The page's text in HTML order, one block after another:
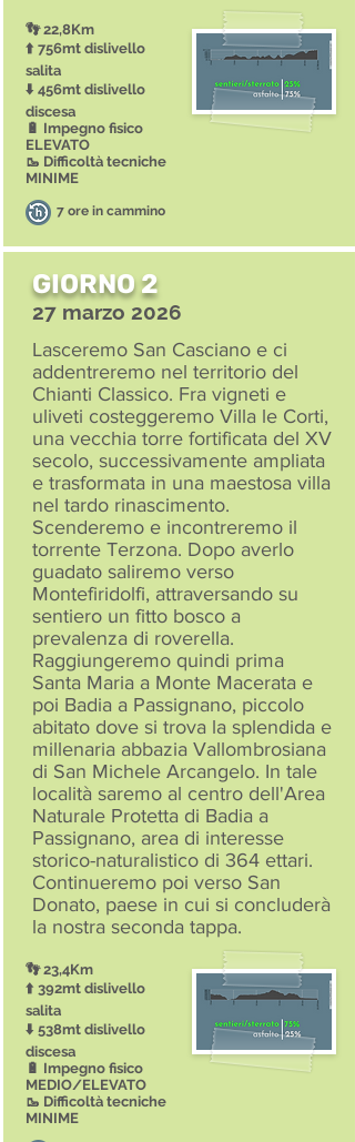
👣 22,8Km
⬆️ 756mt dislivello
salita
⬇️ 456mt dislivello
discesa
🔋 Impegno fisico
ELEVATO
🥾 Difficoltà tecniche
MINIME
7 ore in cammino
GIORNO 2
27 marzo 2026
Lasceremo San Casciano e ci
addentreremo nel territorio del
Chianti Classico. Fra vigneti e
uliveti costeggeremo Villa le Corti,
una vecchia torre fortificata del XV
secolo, successivamente ampliata
e trasformata in una maestosa villa
nel tardo rinascimento.
Scenderemo e incontreremo il
torrente Terzona. Dopo averlo
guadato saliremo verso
Montefiridolfi, attraversando su
sentiero un fitto bosco a
prevalenza di roverella.
Raggiungeremo quindi prima
Santa Maria a Monte Macerata e
poi Badia a Passignano, piccolo
abitato dove si trova la splendida e
millenaria abbazia Vallombrosiana
di San Michele Arcangelo. In tale
località saremo al centro dell'Area
Naturale Protetta di Badia a
Passignano, area di interesse
storico-naturalistico di 364 ettari.
Continueremo poi verso San
Donato, paese in cui si concluderà
la nostra seconda tappa.
👣 23,4Km
⬆️ 392mt dislivello
salita
⬇️ 538mt dislivello
discesa
🔋 Impegno fisico
MEDIO/ELEVATO
🥾 Difficoltà tecniche
MINIME